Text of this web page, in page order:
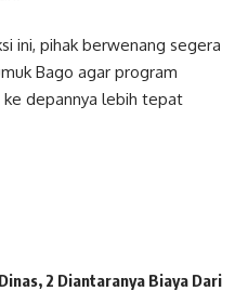
ini, pihak berwenang segera
Bago agar program
ke depannya lebih tepat
2 Diantaranya Biaya Dari